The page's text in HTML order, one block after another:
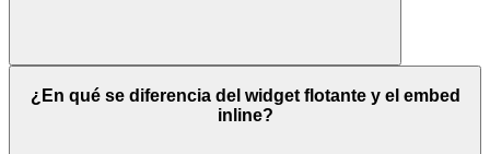
¿En qué se diferencia del widget flotante y el embed
inline?